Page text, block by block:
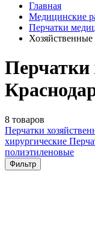
Главная
Медицинские
Перчатки
Хозяйственные
Перчатки
8 товаров
Перчатки
хирургические
полиэтиленовые
Фильтр